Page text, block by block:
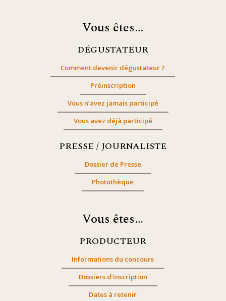
Vous êtes…
DÉGUSTATEUR
Comment devenir dégustateur ?
Préinscription
Vous n’avez jamais participé
Vous avez déjà participé
PRESSE / JOURNALISTE
Dossier de Presse
Photothèque
Vous êtes…
PRODUCTEUR
Informations du concours
Dossiers d’inscription
Dates à retenir